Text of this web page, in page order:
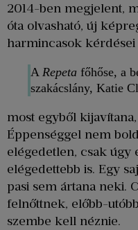
2014-ben megjelent,
óta olvasható, új
harmincasok
A Repeta főhőse, a
szakácslány, Katie
most egyből
Éppenséggel nem
elégedetlen, csak úgy
elégedettebb is. Egy
pasi sem ártana neki.
felnőttnek, előbb-
szembe kell néznie.